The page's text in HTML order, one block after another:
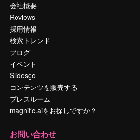
会社概要
Reviews
採用情報
検索トレンド
ブログ
イベント
Slidesgo
コンテンツを販売する
プレスルーム
magnific.aiをお探しですか？
お問い合わせ